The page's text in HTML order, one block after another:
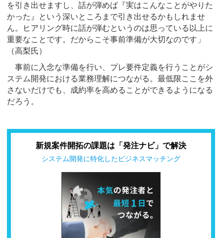
を引き出せますし、話が弾めば『実はこんなことがやりた
かった』という深いところまで引き出せるかもしれませ
ん。ヒアリング時に話が弾むというのは思っている以上に
重要なことです。だからこそ事前準備が大切なのです」
（高梨氏）
事前に入念な準備を行い、プレ要件定義を行うことがシ
ステム開発における業務理解につながる。最低限ここを外
さないだけでも、成約率を高めることができるようになる
だろう。
新規案件開拓の課題は「発注ナビ」で解決
システム開発に特化したビジネスマッチング